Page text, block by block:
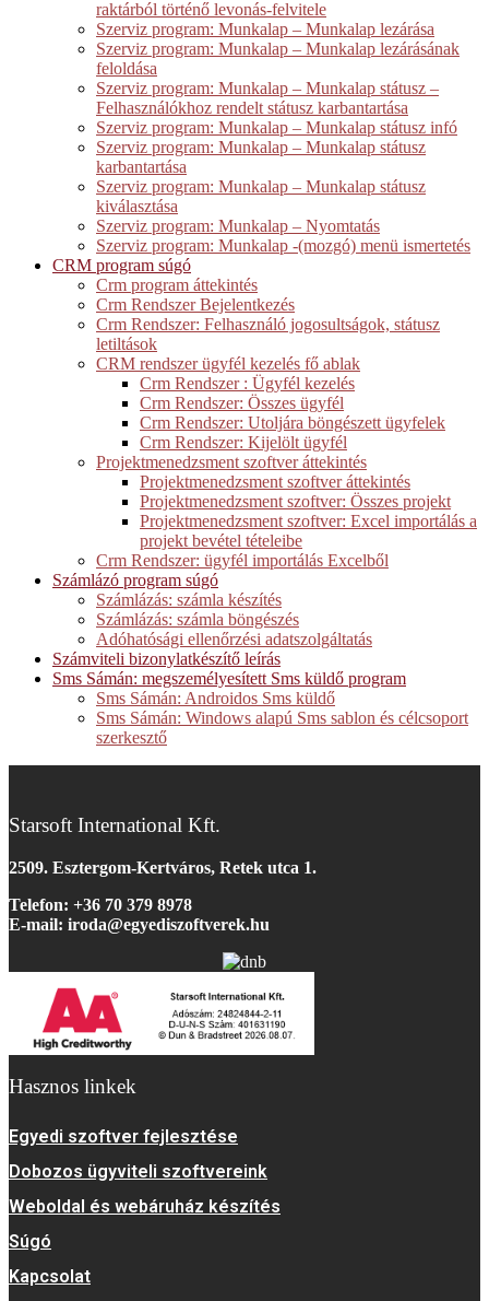
raktárból történő levonás-felvitele
Szerviz program: Munkalap – Munkalap lezárása
Szerviz program: Munkalap – Munkalap lezárásának
feloldása
Szerviz program: Munkalap – Munkalap státusz –
Felhasználókhoz rendelt státusz karbantartása
Szerviz program: Munkalap – Munkalap státusz infó
Szerviz program: Munkalap – Munkalap státusz
karbantartása
Szerviz program: Munkalap – Munkalap státusz
kiválasztása
Szerviz program: Munkalap – Nyomtatás
Szerviz program: Munkalap -(mozgó) menü ismertetés
CRM program súgó
Crm program áttekintés
Crm Rendszer Bejelentkezés
Crm Rendszer: Felhasználó jogosultságok, státusz
letiltások
CRM rendszer ügyfél kezelés fő ablak
Crm Rendszer : Ügyfél kezelés
Crm Rendszer: Összes ügyfél
Crm Rendszer: Utoljára böngészett ügyfelek
Crm Rendszer: Kijelölt ügyfél
Projektmenedzsment szoftver áttekintés
Projektmenedzsment szoftver áttekintés
Projektmenedzsment szoftver: Összes projekt
Projektmenedzsment szoftver: Excel importálás a
projekt bevétel tételeibe
Crm Rendszer: ügyfél importálás Excelből
Számlázó program súgó
Számlázás: számla készítés
Számlázás: számla böngészés
Adóhatósági ellenőrzési adatszolgáltatás
Számviteli bizonylatkészítő leírás
Sms Sámán: megszemélyesített Sms küldő program
Sms Sámán: Androidos Sms küldő
Sms Sámán: Windows alapú Sms sablon és célcsoport
szerkesztő
Starsoft International Kft.
2509. Esztergom-Kertváros, Retek utca 1.
Telefon: +36 70 379 8978
E-mail: iroda@egyediszoftverek.hu
Hasznos linkek
Egyedi szoftver fejlesztése
Dobozos ügyviteli szoftvereink
Weboldal és webáruház készítés
Súgó
Kapcsolat